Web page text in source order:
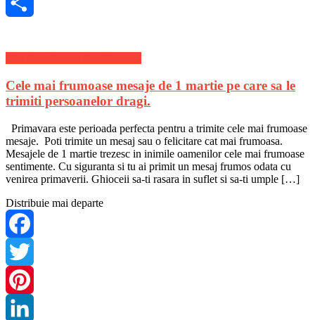
Skype
Cele mai frumoase mesaje de 1 martie pe care sa le
trimiti persoanelor dragi.
Primavara este perioada perfecta pentru a trimite cele mai frumoase
mesaje. Poti trimite un mesaj sau o felicitare cat mai frumoasa.
Mesajele de 1 martie trezesc in inimile oamenilor cele mai frumoase
sentimente. Cu siguranta si tu ai primit un mesaj frumos odata cu
venirea primaverii. Ghioceii sa-ti rasara in suflet si sa-ti umple […]
Distribuie mai departe
Facebook
Twitter
Pinterest